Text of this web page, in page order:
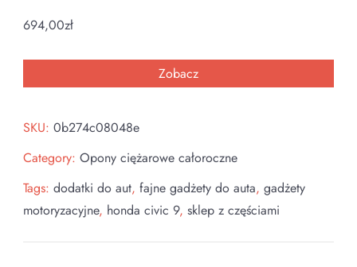
694,00zł
Zobacz
SKU: 0b274c08048e
Category: Opony ciężarowe całoroczne
Tags: dodatki do aut, fajne gadżety do auta, gadżety
motoryzacyjne, honda civic 9, sklep z częściami